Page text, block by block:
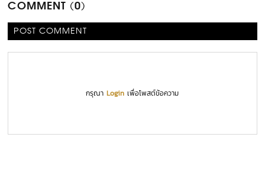
COMMENT (0)
POST COMMENT
กรุณาLogin เพื่อโพสต์ข้อความ